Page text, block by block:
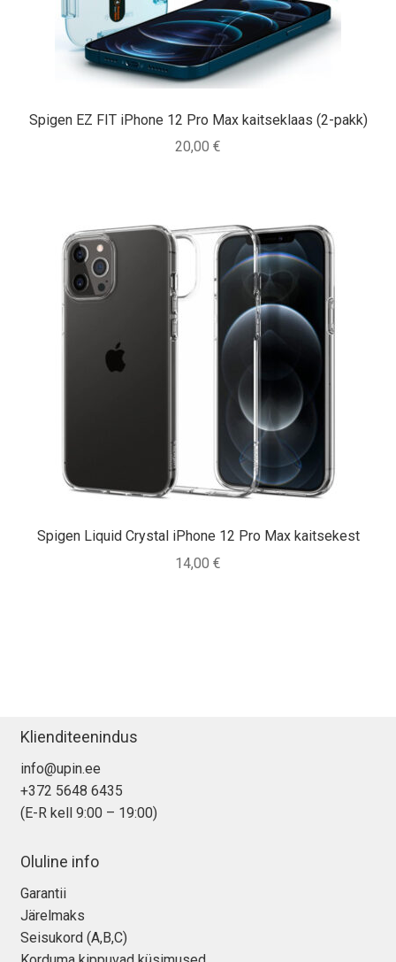
Spigen EZ FIT iPhone 12 Pro Max kaitseklaas (2-pakk)
20,00 €
Spigen Liquid Crystal iPhone 12 Pro Max kaitsekest
14,00 €
Klienditeenindus
info@upin.ee
+372 5648 6435
(E-R kell 9:00 – 19:00)
Oluline info
Garantii
Järelmaks
Seisukord (A,B,C)